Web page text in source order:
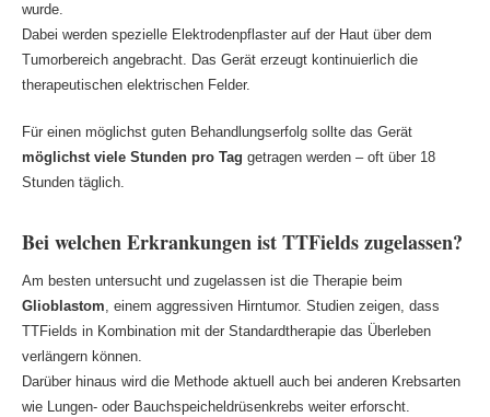
wurde.
Dabei werden spezielle Elektrodenpflaster auf der Haut über dem
Tumorbereich angebracht. Das Gerät erzeugt kontinuierlich die
therapeutischen elektrischen Felder.
Für einen möglichst guten Behandlungserfolg sollte das Gerät
möglichst viele Stunden pro Tag getragen werden – oft über 18
Stunden täglich.
Bei welchen Erkrankungen ist TTFields zugelassen?
Am besten untersucht und zugelassen ist die Therapie beim
Glioblastom, einem aggressiven Hirntumor. Studien zeigen, dass
TTFields in Kombination mit der Standardtherapie das Überleben
verlängern können.
Darüber hinaus wird die Methode aktuell auch bei anderen Krebsarten
wie Lungen- oder Bauchspeicheldrüsenkrebs weiter erforscht.